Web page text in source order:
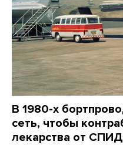
В 1980-х
сеть, чтобы
лекарства от